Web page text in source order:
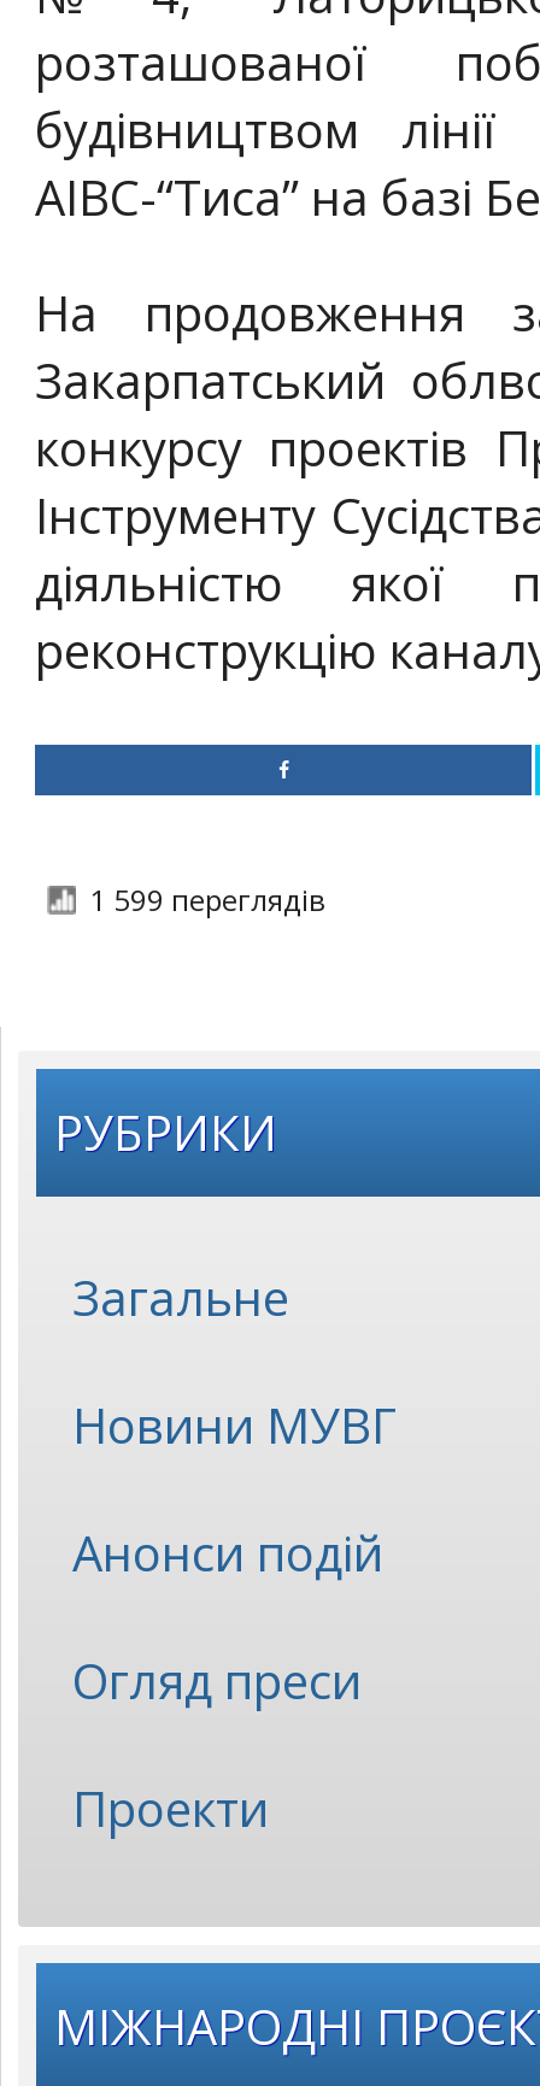
розташованої
будівництвом лінії
АІВС-“Тиса” на базі
На продовження
Закарпатський
конкурсу проектів
Інструменту
діяльністю якої
реконструкцію
1 599 переглядів
РУБРИКИ
Загальне
Новини МУВГ
Анонси подій
Огляд преси
Проекти
МІЖНАРОДНІ